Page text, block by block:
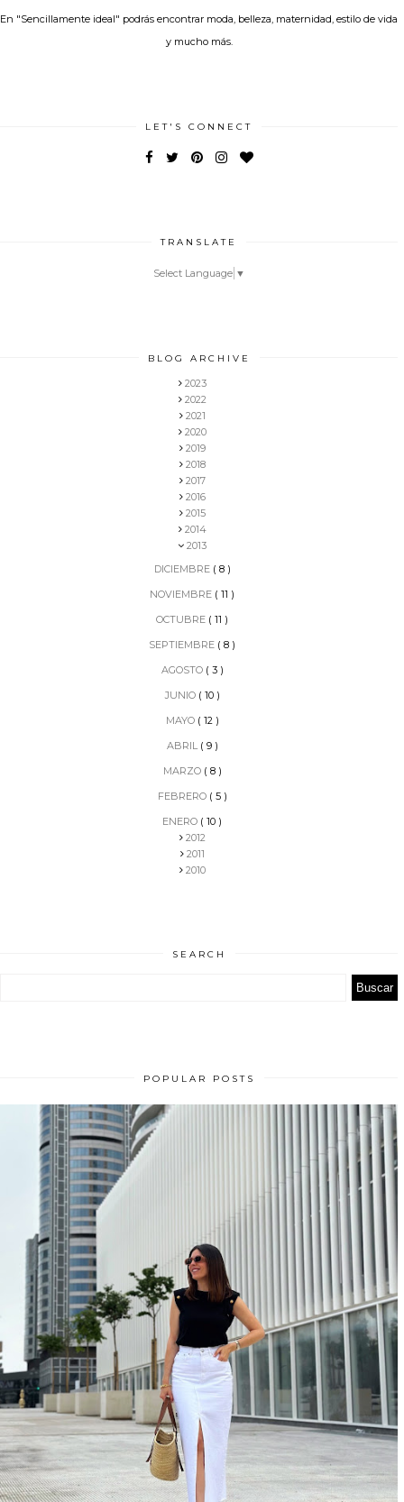
En "Sencillamente ideal" podrás encontrar moda, belleza, maternidad, estilo de vida
y mucho más.
LET'S CONNECT
TRANSLATE
Select Language ▼
BLOG ARCHIVE
2023
2022
2021
2020
2019
2018
2017
2016
2015
2014
2013
DICIEMBRE ( 8 )
NOVIEMBRE ( 11 )
OCTUBRE ( 11 )
SEPTIEMBRE ( 8 )
AGOSTO ( 3 )
JUNIO ( 10 )
MAYO ( 12 )
ABRIL ( 9 )
MARZO ( 8 )
FEBRERO ( 5 )
ENERO ( 10 )
2012
2011
2010
SEARCH
POPULAR POSTS